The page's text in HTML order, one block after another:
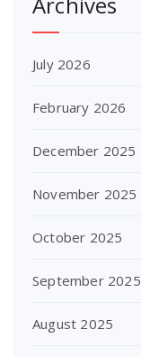
July 2026
February 2026
December 2025
November 2025
October 2025
September 2025
August 2025